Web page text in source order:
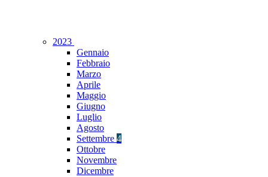
2023
Gennaio
Febbraio
Marzo
Aprile
Maggio
Giugno
Luglio
Agosto
Settembre 4
Ottobre
Novembre
Dicembre